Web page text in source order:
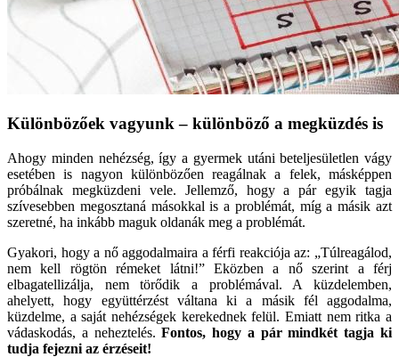
Különbözőek vagyunk – különböző a megküzdés is
Ahogy minden nehézség, így a gyermek utáni beteljesületlen vágy
esetében is nagyon különbözően reagálnak a felek, másképpen
próbálnak megküzdeni vele. Jellemző, hogy a pár egyik tagja
szívesebben megosztaná másokkal is a problémát, míg a másik azt
szeretné, ha inkább maguk oldanák meg a problémát.
Gyakori, hogy a nő aggodalmaira a férfi reakciója az: „Túlreagálod,
nem kell rögtön rémeket látni!” Eközben a nő szerint a férj
elbagatellizálja, nem törődik a problémával. A küzdelemben,
ahelyett, hogy együttérzést váltana ki a másik fél aggodalma,
küzdelme, a saját nehézségek kerekednek felül. Emiatt nem ritka a
vádaskodás, a neheztelés. Fontos, hogy a pár mindkét tagja ki
tudja fejezni az érzéseit!